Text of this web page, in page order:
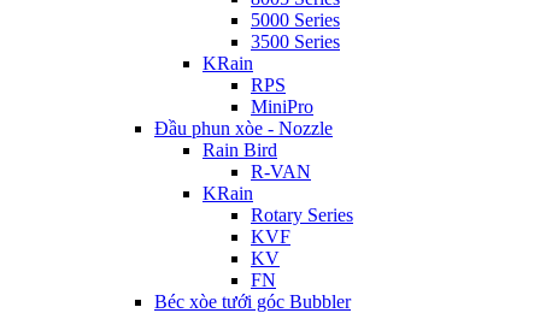
5000 Series
3500 Series
KRain
RPS
MiniPro
Đầu phun xòe - Nozzle
Rain Bird
R-VAN
KRain
Rotary Series
KVF
KV
FN
Béc xòe tưới góc Bubbler